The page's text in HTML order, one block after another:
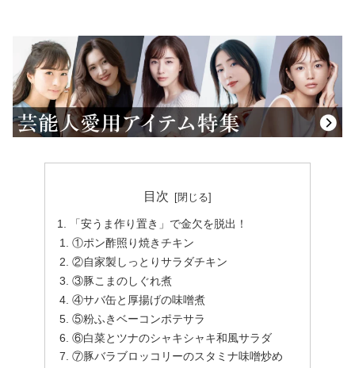
目次
「安うま作り置き」で金欠を脱出！
①ポン酢照り焼きチキン
②自家製しっとりサラダチキン
③豚こまのしぐれ煮
④サバ缶と厚揚げの味噌煮
⑤粉ふきベーコンポテサラ
⑥白菜とツナのシャキシャキ和風サラダ
⑦豚バラブロッコリーのスタミナ味噌炒め